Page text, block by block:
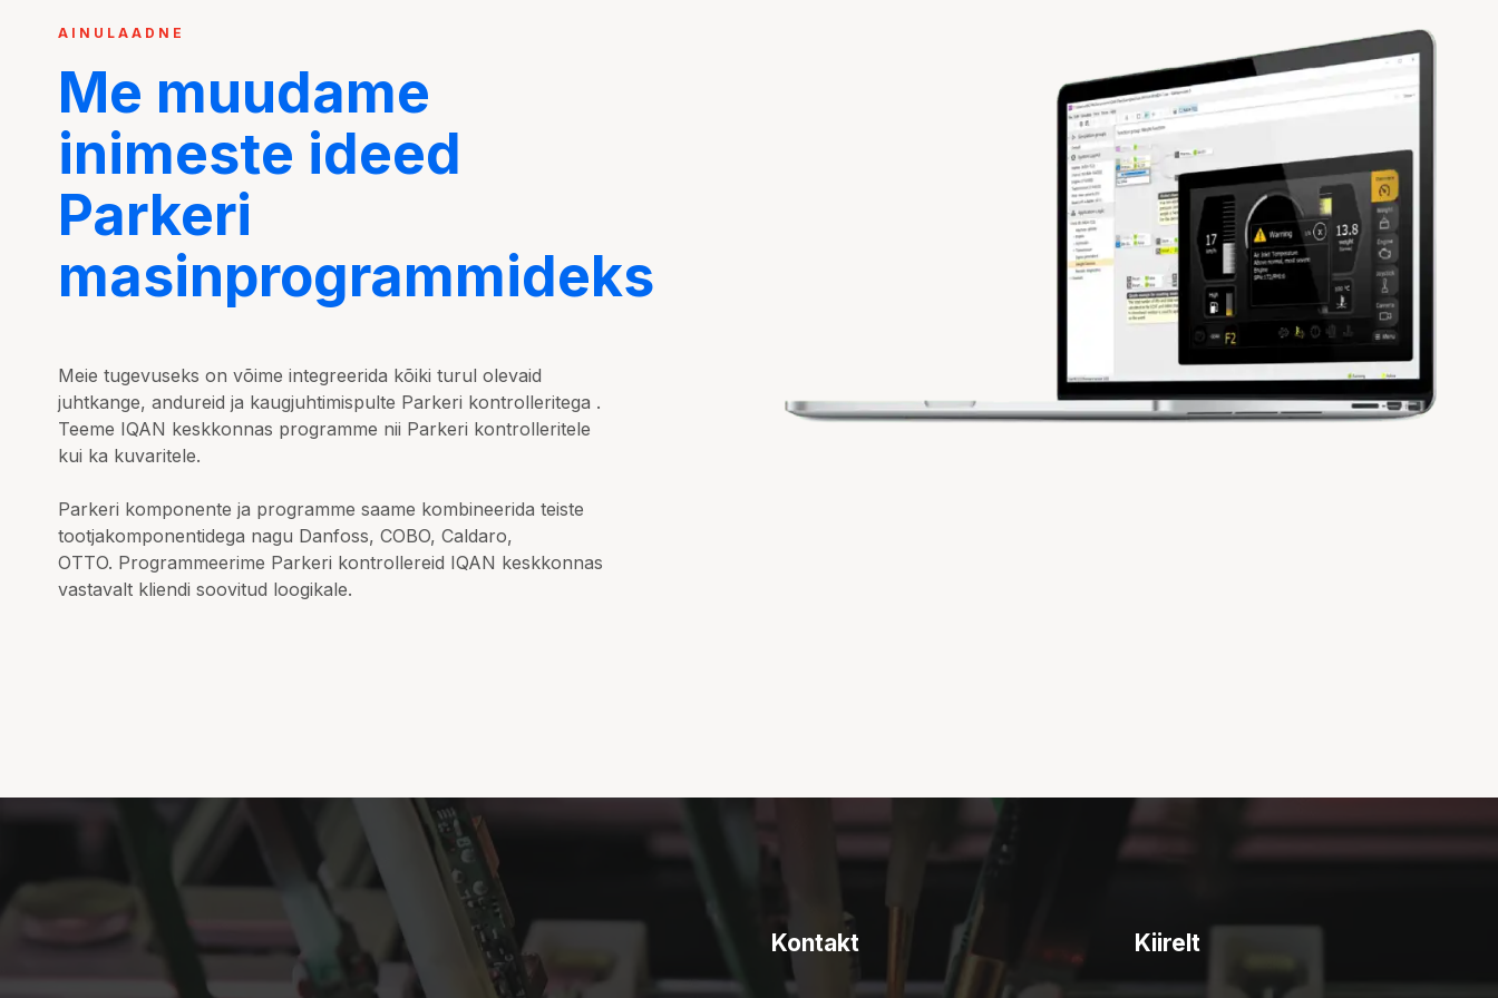
AINULAADNE
Me muudame
inimeste ideed
Parkeri
masinprogrammideks
Meie tugevuseks on võime integreerida kõiki turul olevaid
juhtkange, andureid ja kaugjuhtimispulte Parkeri kontrolleritega .
Teeme IQAN keskkonnas programme nii Parkeri kontrolleritele
kui ka kuvaritele.
Parkeri komponente ja programme saame kombineerida teiste
tootjakomponentidega nagu Danfoss, COBO, Caldaro,
OTTO. Programmeerime Parkeri kontrollereid IQAN keskkonnas
vastavalt kliendi soovitud loogikale.
Kontakt Kiirelt